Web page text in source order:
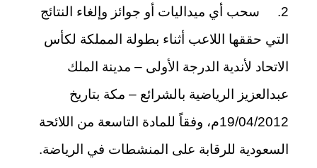
2. سحب أي ميداليات أو جوائز وإلغاء النتائج
التي حققها اللاعب أثناء بطولة المملكة لكأس
الاتحاد لأندية الدرجة الأولى – مدينة الملك
عبدالعزيز الرياضية بالشرائع – مكة بتاريخ
19/04/2012م، وفقاً للمادة التاسعة من اللائحة
السعودية للرقابة على المنشطات في الرياضة.